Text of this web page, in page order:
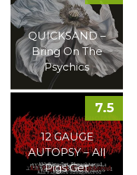
QUICKSAND –
Bring On The
Psychics
12 GAUGE
AUTOPSY – All
Pigs Get
7.5